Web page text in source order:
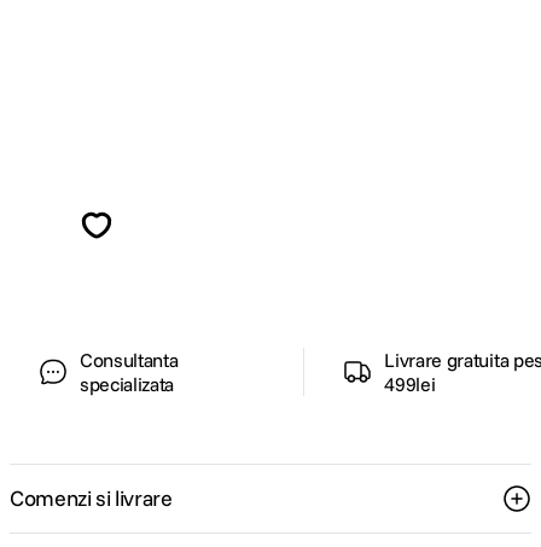
Consultanta
specializata
Livrare gratuita
499lei
Comenzi si livrare